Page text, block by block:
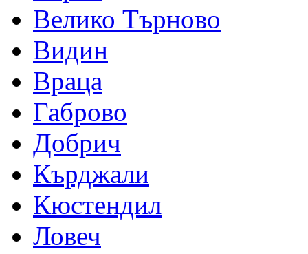
Велико Търново
Видин
Враца
Габрово
Добрич
Кърджали
Кюстендил
Ловеч